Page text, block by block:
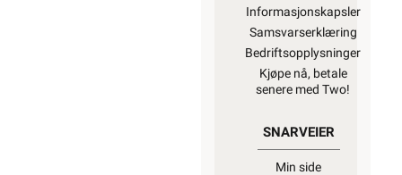
Informasjonskapsler
Samsvarserklæring
Bedriftsopplysninger
Kjøpe nå, betale
senere med Two!
SNARVEIER
Min side